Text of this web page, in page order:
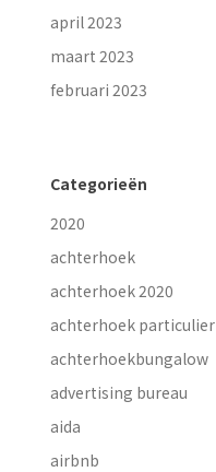
april 2023
maart 2023
februari 2023
Categorieën
2020
achterhoek
achterhoek 2020
achterhoek particulier
achterhoekbungalow
advertising bureau
aida
airbnb